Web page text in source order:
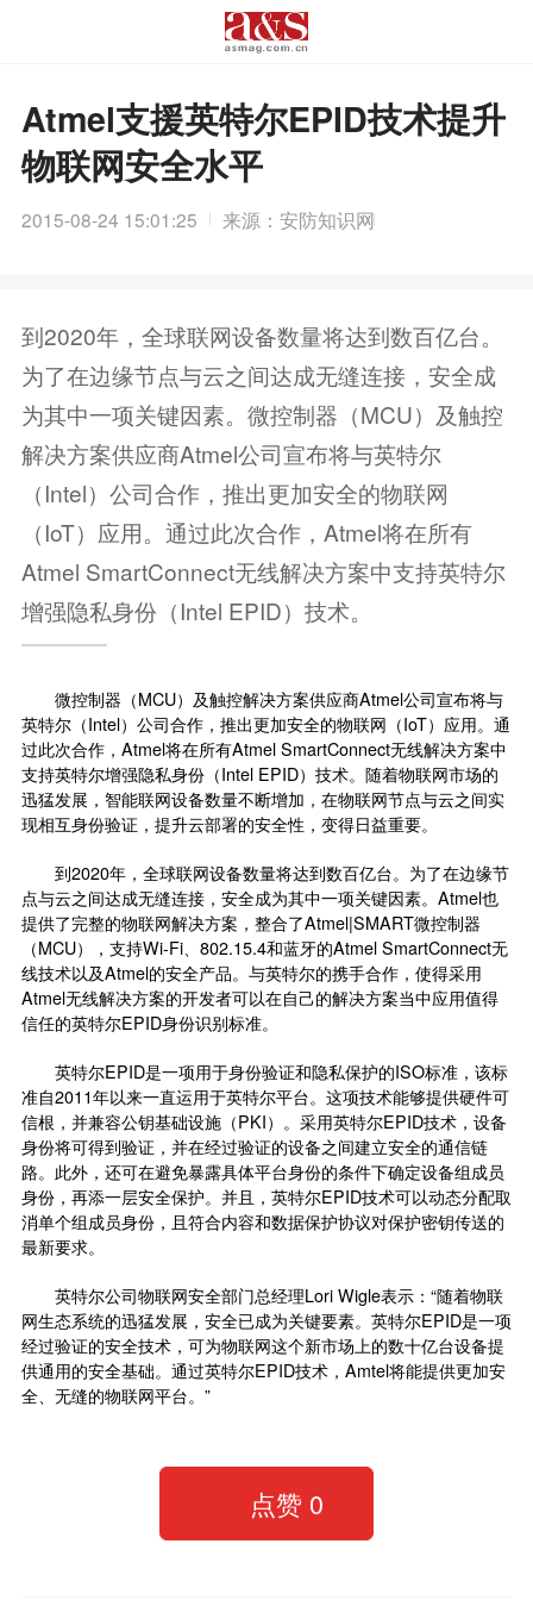
Atmel支援英特尔EPID技术提升
物联网安全水平
2015-08-24 15:01:25 来源：安防知识网
到2020年，全球联网设备数量将达到数百亿台。
为了在边缘节点与云之间达成无缝连接，安全成
为其中一项关键因素。微控制器（MCU）及触控
解决方案供应商Atmel公司宣布将与英特尔
（Intel）公司合作，推出更加安全的物联网
（IoT）应用。通过此次合作，Atmel将在所有
Atmel SmartConnect无线解决方案中支持英特尔
增强隐私身份（Intel EPID）技术。
微控制器（MCU）及触控解决方案供应商Atmel公司宣布将与
英特尔（Intel）公司合作，推出更加安全的物联网 （IoT）应用。通
过此次合作，Atmel将在所有Atmel SmartConnect无线解决方案中
支持英特尔增强隐私身份（Intel EPID）技术。随着物联网市场的
迅猛发展，智能联网设备数量不断增加，在物联网节点与云之间实
现相互身份验证，提升云部署的安全性，变得日益重要。
到2020年，全球联网设备数量将达到数百亿台。为了在边缘节
点与云之间达成无缝连接，安全成为其中一项关键因素。Atmel也
提供了完整的物联网解决方案，整合了Atmel|SMART微控制器
（MCU），支持Wi-Fi、802.15.4和蓝牙的Atmel SmartConnect无
线技术以及Atmel的安全产品。与英特尔的携手合作，使得采用
Atmel无线解决方案的开发者可以在自己的解决方案当中应用值得
信任的英特尔EPID身份识别标准。
英特尔EPID是一项用于身份验证和隐私保护的ISO标准，该标
准自2011年以来一直运用于英特尔平台。这项技术能够提供硬件可
信根，并兼容公钥基础设施（PKI）。采用英特尔EPID技术，设备
身份将可得到验证，并在经过验证的设备之间建立安全的通信链
路。此外，还可在避免暴露具体平台身份的条件下确定设备组成员
身份，再添一层安全保护。并且，英特尔EPID技术可以动态分配取
消单个组成员身份，且符合内容和数据保护协议对保护密钥传送的
最新要求。
英特尔公司物联网安全部门总经理Lori Wigle表示：“随着物联
网生态系统的迅猛发展，安全已成为关键要素。英特尔EPID是一项
经过验证的安全技术，可为物联网这个新市场上的数十亿台设备提
供通用的安全基础。通过英特尔EPID技术，Amtel将能提供更加安
全、无缝的物联网平台。”
点赞 0